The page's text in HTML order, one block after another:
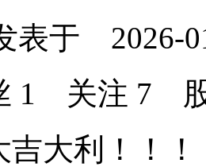
于 2026-
1 关注 7
大利！！！